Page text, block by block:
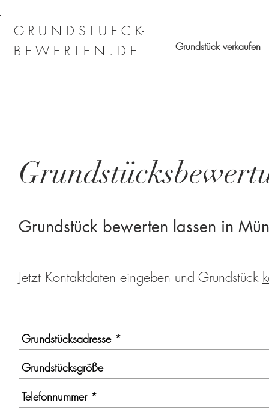
G R U N D S T U E C K-
B E W E R T E N . D E
Grundstück verkaufen
Grundstück bewerten lassen in
Jetzt Kontaktdaten eingeben und Grundstück